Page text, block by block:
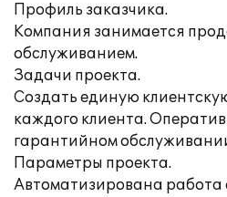
Профиль заказчика.
Компания занимается
обслуживанием.
Задачи проекта.
Создать единую
каждого клиента.
гарантийном
Параметры проекта.
Автоматизирована работа